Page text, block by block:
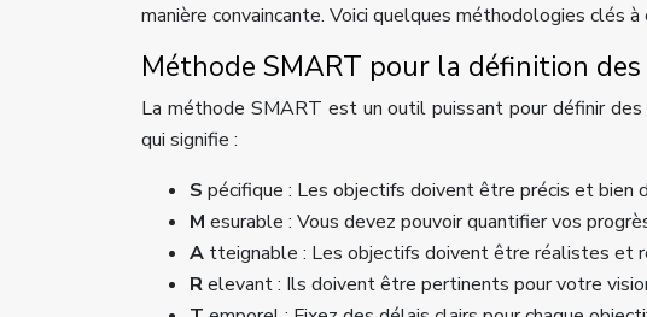
manière convaincante. Voici quelques méthodologies clés
Méthode SMART pour la définition
La méthode SMART est un outil puissant pour définir
qui signifie :
S pécifique : Les objectifs doivent être précis et bien
M esurable : Vous devez pouvoir quantifier vos
A tteignable : Les objectifs doivent être réalistes et
Relevant : Ils doivent être pertinents pour votre